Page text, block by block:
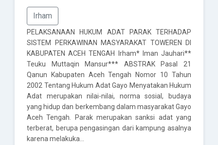
Irham
PELAKSANAAN HUKUM ADAT PARAK TERHADAP
SISTEM PERKAWINAN MASYARAKAT TOWEREN DI
KABUPATEN ACEH TENGAH Irham* Iman Jauhari**
Teuku Muttaqin Mansur*** ABSTRAK Pasal 21
Qanun Kabupaten Aceh Tengah Nomor 10 Tahun
2002 Tentang Hukum Adat Gayo Menyatakan Hukum
Adat merupakan nilai-nilai, norma sosial, budaya
yang hidup dan berkembang dalam masyarakat Gayo
Aceh Tengah. Parak merupakan sanksi adat yang
terberat, berupa pengasingan dari kampung asalnya
karena melakuka…